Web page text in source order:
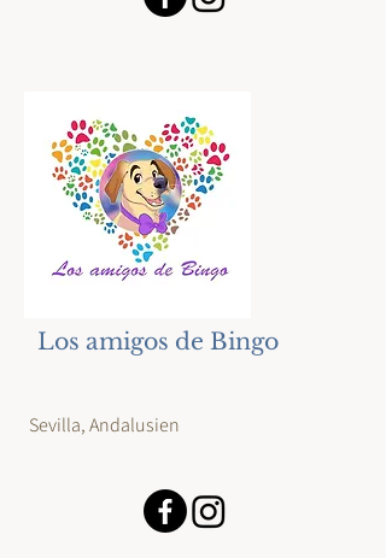
Los amigos de Bingo
Sevilla, Andalusien